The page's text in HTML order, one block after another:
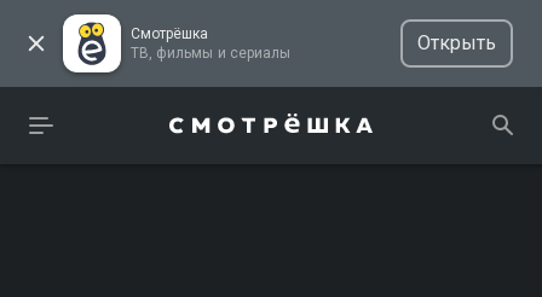
Смотрёшка
ТВ, фильмы и сериалы
Открыть